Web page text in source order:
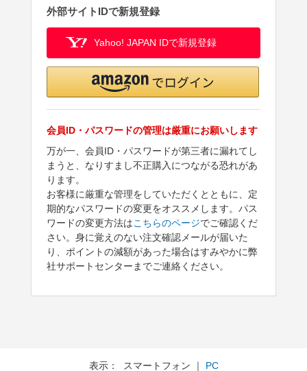
外部サイトIDで新規登録
Yahoo! JAPAN IDで新規登録
会員ID・パスワードの管理は厳重にお願いします
万が一、会員ID・パスワードが第三者に漏れてし
まうと、なりすまし不正購入につながる恐れがあ
ります。
お客様に厳重な管理をしていただくとともに、定
期的なパスワードの変更をオススメします。パス
ワードの変更方法はこちらのページでご確認くだ
さい。身に覚えのない注文確認メールが届いた
り、ポイントの減額があった場合はすみやかに弊
社サポートセンターまでご連絡ください。
表示： スマートフォン ｜ PC